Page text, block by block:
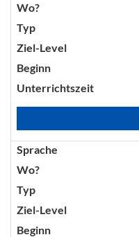
Wo?
Typ
Ziel-Level
Beginn
Unterrichtszeit
Sprache
Wo?
Typ
Ziel-Level
Beginn